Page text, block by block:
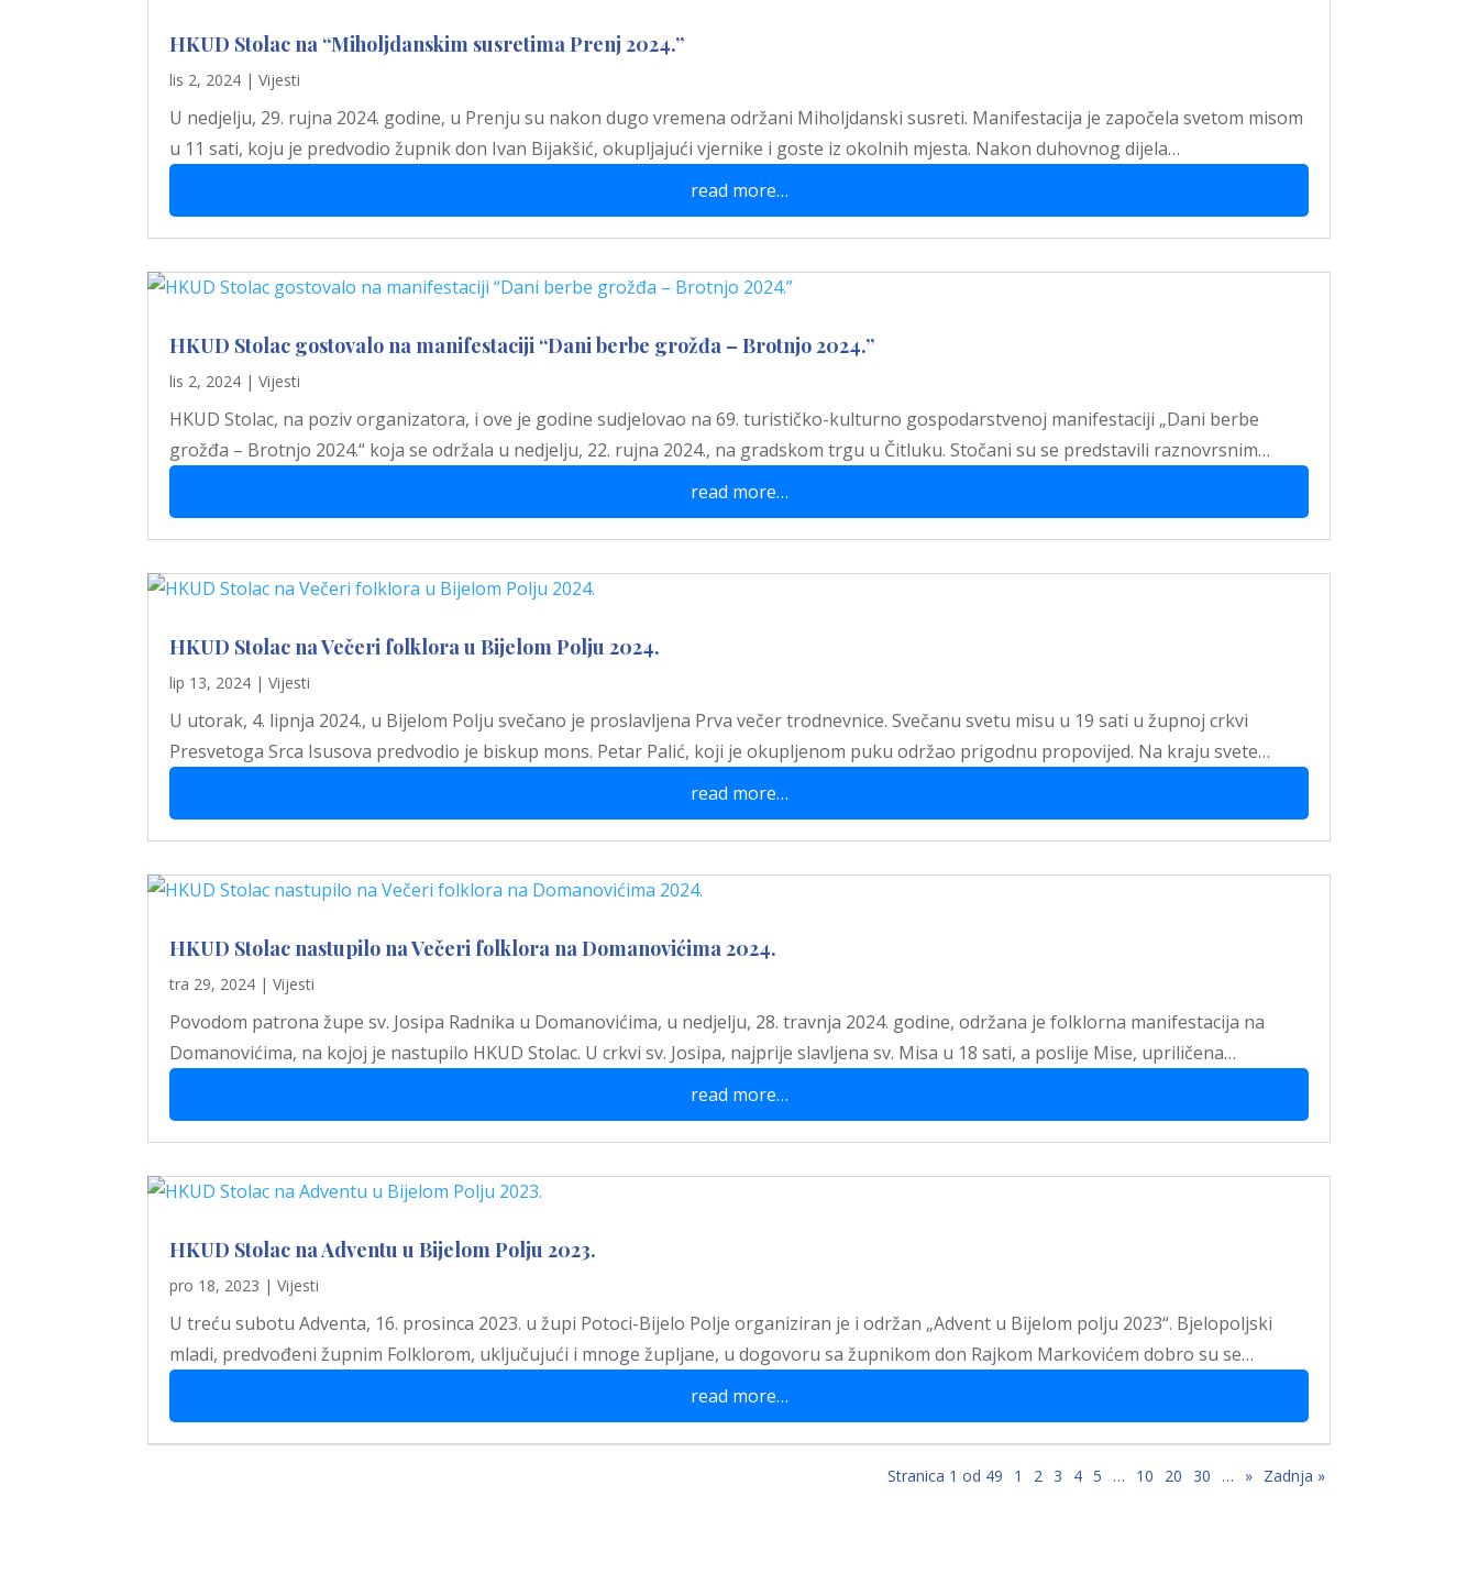
HKUD Stolac na “Miholjdanskim susretima Prenj 2024.”
lis 2, 2024 |Vijesti
U nedjelju, 29. rujna 2024. godine, u Prenju su nakon dugo vremena održani Miholjdanski susreti. Manifestacija je započela svetom misom
u 11 sati, koju je predvodio župnik don Ivan Bijakšić, okupljajući vjernike i goste iz okolnih mjesta. Nakon duhovnog dijela…
read more…
HKUD Stolac gostovalo na manifestaciji “Dani berbe grožđa – Brotnjo 2024.”
lis 2, 2024 |Vijesti
HKUD Stolac, na poziv organizatora, i ove je godine sudjelovao na 69. turističko-kulturno gospodarstvenoj manifestaciji „Dani berbe
grožđa – Brotnjo 2024.“ koja se održala u nedjelju, 22. rujna 2024., na gradskom trgu u Čitluku. Stočani su se predstavili raznovrsnim…
read more…
HKUD Stolac na Večeri folklora u Bijelom Polju 2024.
lip 13, 2024 |Vijesti
U utorak, 4. lipnja 2024., u Bijelom Polju svečano je proslavljena Prva večer trodnevnice. Svečanu svetu misu u 19 sati u župnoj crkvi
Presvetoga Srca Isusova predvodio je biskup mons. Petar Palić, koji je okupljenom puku održao prigodnu propovijed. Na kraju svete…
read more…
HKUD Stolac nastupilo na Večeri folklora na Domanovićima 2024.
tra 29, 2024 |Vijesti
Povodom patrona župe sv. Josipa Radnika u Domanovićima, u nedjelju, 28. travnja 2024. godine, održana je folklorna manifestacija na
Domanovićima, na kojoj je nastupilo HKUD Stolac. U crkvi sv. Josipa, najprije slavljena sv. Misa u 18 sati, a poslije Mise, upriličena…
read more…
HKUD Stolac na Adventu u Bijelom Polju 2023.
pro 18, 2023 |Vijesti
U treću subotu Adventa, 16. prosinca 2023. u župi Potoci-Bijelo Polje organiziran je i održan „Advent u Bijelom polju 2023“. Bjelopoljski
mladi, predvođeni župnim Folklorom, uključujući i mnoge župljane, u dogovoru sa župnikom don Rajkom Markovićem dobro su se…
read more…
Stranica 1 od 49 1 2 3 4 5 … 10 20 30 … » Zadnja »